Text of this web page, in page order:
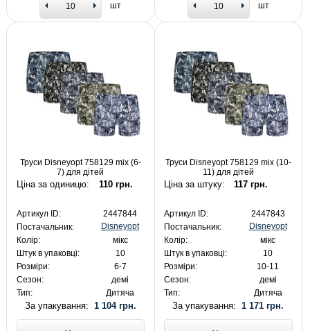
шт шт
Труси Disneyopt 758129 mix (6-
7) для дітей
Ціна за одиницю: 110 грн.
Артикул ID:
2447844
Постачальник:
Disneyopt
Колір:
мікс
Штук в упаковці:
10
Розміри:
6-7
Сезон:
демі
Тип:
Дитяча
За упакування: 1 104 грн.
Труси Disneyopt 758129 mix (10-
11) для дітей
Ціна за штуку: 117 грн.
Артикул ID:
2447843
Постачальник:
Disneyopt
Колір:
мікс
Штук в упаковці:
10
Розміри:
10-11
Сезон:
демі
Тип:
Дитяча
За упакування:1 171 грн.